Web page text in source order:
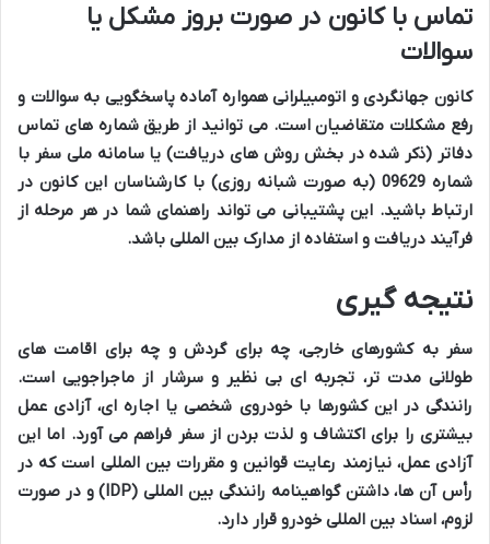
تماس با کانون در صورت بروز مشکل یا
سوالات
کانون جهانگردی و اتومبیلرانی همواره آماده پاسخگویی به سوالات و
رفع مشکلات متقاضیان است. می توانید از طریق شماره های تماس
دفاتر (ذکر شده در بخش روش های دریافت) یا سامانه ملی سفر با
شماره 09629 (به صورت شبانه روزی) با کارشناسان این کانون در
ارتباط باشید. این پشتیبانی می تواند راهنمای شما در هر مرحله از
فرآیند دریافت و استفاده از مدارک بین المللی باشد.
نتیجه گیری
سفر به کشورهای خارجی، چه برای گردش و چه برای اقامت های
طولانی مدت تر، تجربه ای بی نظیر و سرشار از ماجراجویی است.
رانندگی در این کشورها با خودروی شخصی یا اجاره ای، آزادی عمل
بیشتری را برای اکتشاف و لذت بردن از سفر فراهم می آورد. اما این
آزادی عمل، نیازمند رعایت قوانین و مقررات بین المللی است که در
رأس آن ها، داشتن گواهینامه رانندگی بین المللی (IDP) و در صورت
لزوم، اسناد بین المللی خودرو قرار دارد.